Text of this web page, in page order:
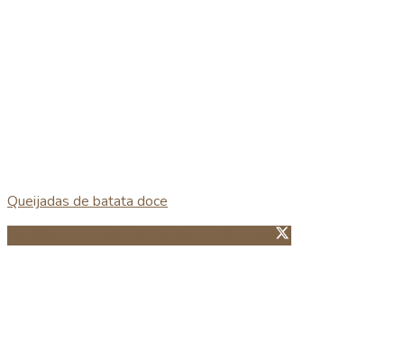
Queijadas de batata doce
Guardar no Pinterest